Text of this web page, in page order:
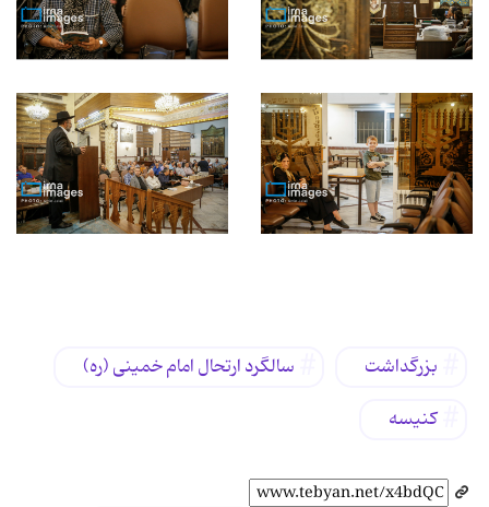
بزرگداشت
سالگرد ارتحال امام خمینی (ره)
کنیسه